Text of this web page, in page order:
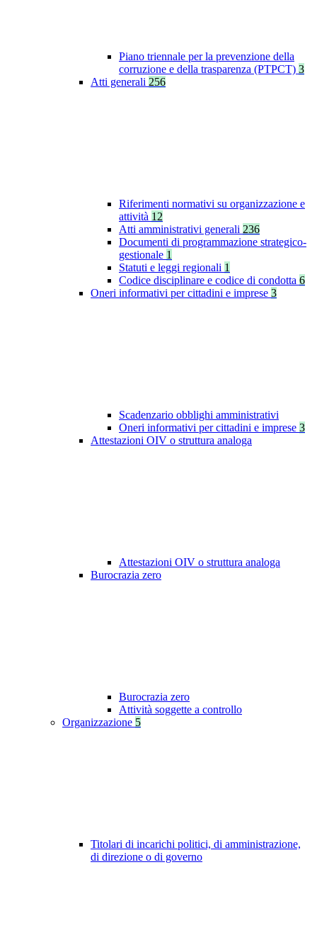
Piano triennale per la prevenzione della
corruzione e della trasparenza (PTPCT) 3
Atti generali 256
Riferimenti normativi su organizzazione e
attività 12
Atti amministrativi generali 236
Documenti di programmazione strategico-
gestionale 1
Statuti e leggi regionali 1
Codice disciplinare e codice di condotta 6
Oneri informativi per cittadini e imprese 3
Scadenzario obblighi amministrativi
Oneri informativi per cittadini e imprese 3
Attestazioni OIV o struttura analoga
Attestazioni OIV o struttura analoga
Burocrazia zero
Burocrazia zero
Attività soggette a controllo
Organizzazione 5
Titolari di incarichi politici, di amministrazione,
di direzione o di governo